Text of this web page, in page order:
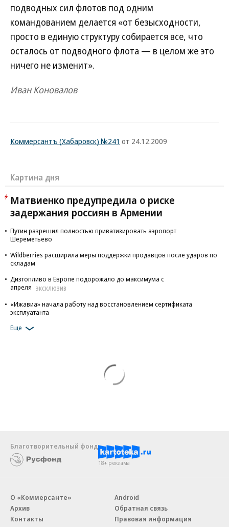
подводных сил флотов под одним
командованием делается «от безысходности,
просто в единую структуру собирается все, что
осталось от подводного флота — в целом же это
ничего не изменит».
Иван Коновалов
Коммерсантъ (Хабаровск) №241 от 24.12.2009
Картина дня
Матвиенко предупредила о риске
задержания россиян в Армении
Путин разрешил полностью приватизировать аэропорт
Шереметьево
Wildberries расширила меры поддержки продавцов после ударов по
складам
Дизтопливо в Европе подорожало до максимума с
апреля
ЭКСКЛЮЗИВ
«Ижавиа» начала работу над восстановлением сертификата
эксплуатанта
Еще
Благотворительный фонд
18+ реклама
О «Коммерсанте»
Архив
Контакты
Android
Обратная связь
Правовая информация